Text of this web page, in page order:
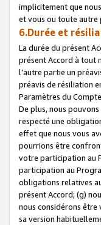
implicitement que
et vous ou toute autre
6.Durée et
La durée du présent
présent Accord à tout
l’autre partie un
préavis de résiliation
Paramètres du
De plus, nous
respecté une
effet que nous vous
pourrions être
votre participation au
participation au
obligations relatives
présent Accord; (g)
nous considérons être
sa version